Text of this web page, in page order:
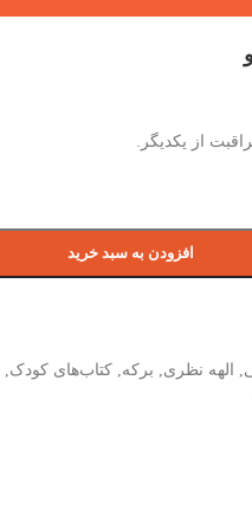
از یکدیگر.
افزودن به سبد خرید
, الهه نظری, برکه, کتاب‌های کودک,